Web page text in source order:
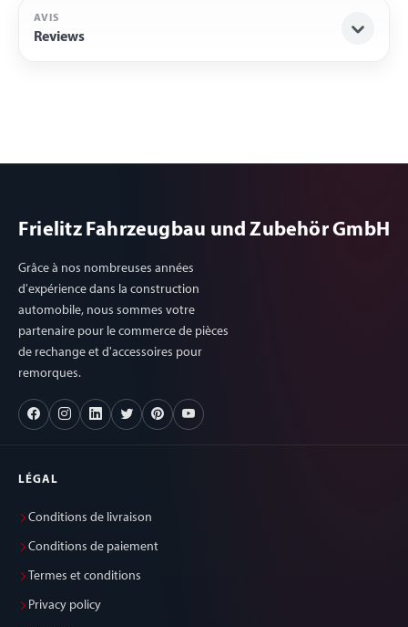
AVIS
Reviews
Frielitz Fahrzeugbau und Zubehör GmbH
Grâce à nos nombreuses années
d'expérience dans la construction
automobile, nous sommes votre
partenaire pour le commerce de pièces
de rechange et d'accessoires pour
remorques.
LÉGAL
Conditions de livraison
Conditions de paiement
Termes et conditions
Privacy policy